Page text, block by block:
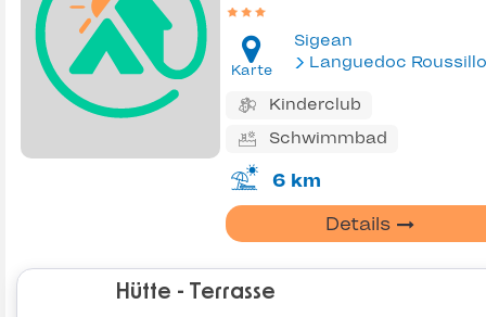
Karte
Sigean
Languedoc
Kinderclub
Schwimmbad
6 km
Details
Hütte - Terrasse